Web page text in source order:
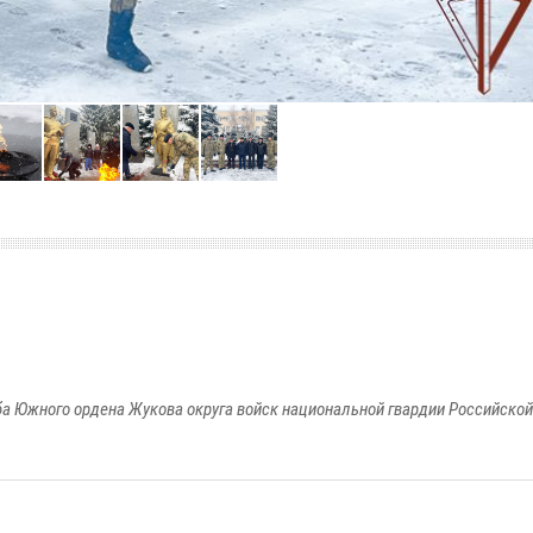
Южного ордена Жукова округа войск национальной гвардии